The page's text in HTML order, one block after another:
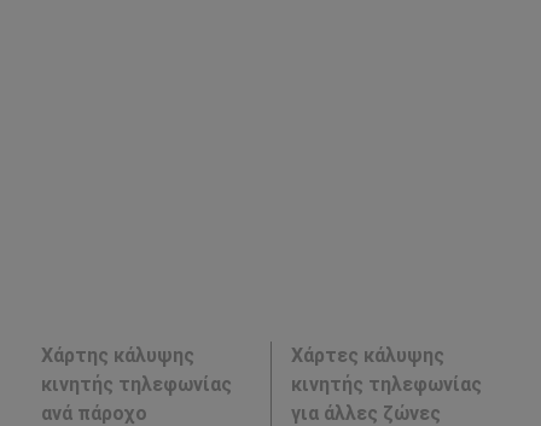
Χάρτης κάλυψης
κινητής τηλεφωνίας
ανά πάροχο
Χάρτες κάλυψης
κινητής τηλεφωνίας
για άλλες ζώνες